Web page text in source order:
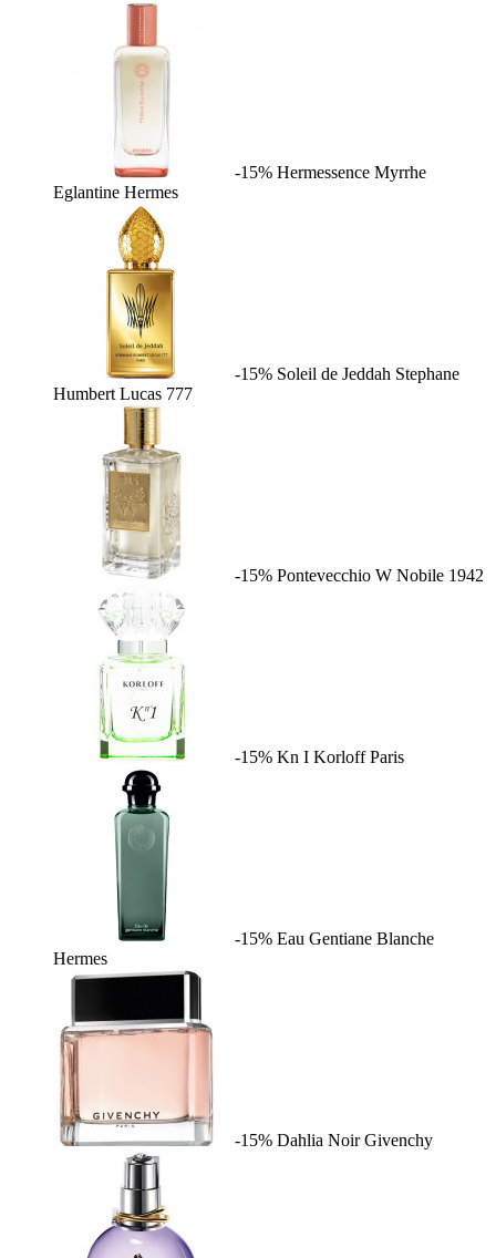
-15% Hermessence Myrrhe
Eglantine Hermes
-15% Soleil de Jeddah Stephane
Humbert Lucas 777
-15% Pontevecchio W Nobile 1942
-15% Kn I Korloff Paris
-15% Eau Gentiane Blanche
Hermes
-15% Dahlia Noir Givenchy